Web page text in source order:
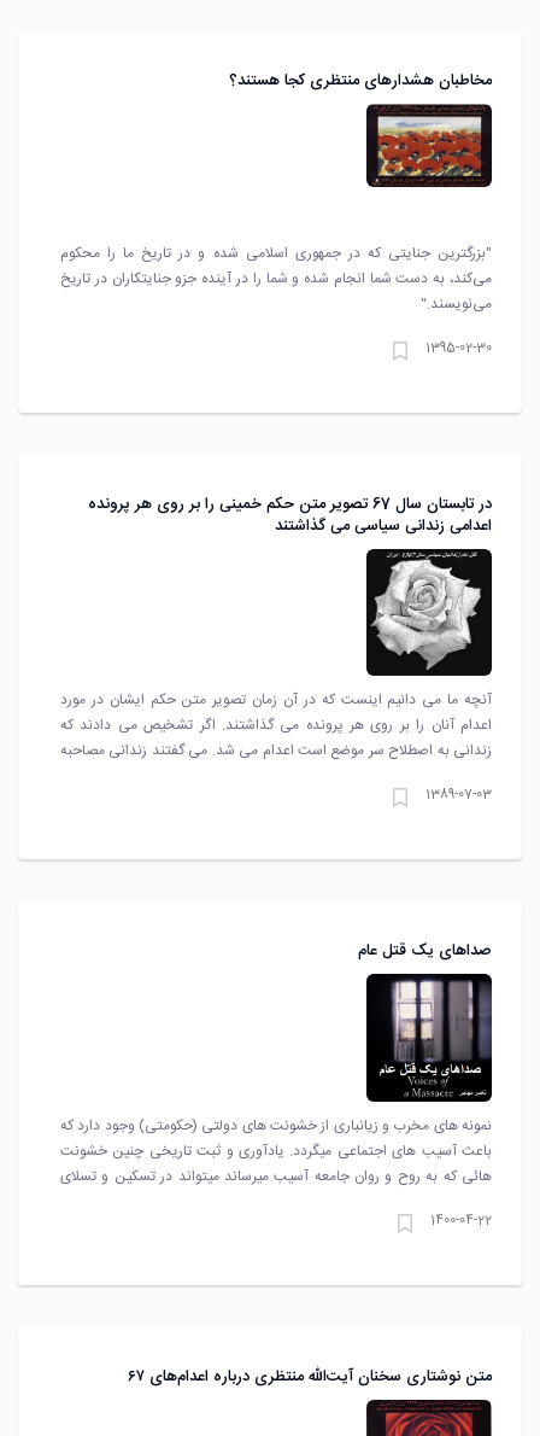
مخاطبان هشدارهای منتظری کجا هستند؟
"بزرگترین جنایتی که در جمهوری اسلامی شده و در تاریخ ما را محکوم
می‌کند، به دست شما انجام شده و شما را در آینده جزو جنایتکاران در تاریخ
می‌نویسند."
نیری، مصطفی پورمحمدی، ابراهیم رئیسی و مرتضی اشراقی خطاب به آنها
1395-02-30
در تابستان سال 67 تصویر متن حکم خمینی را بر روی هر پرونده
اعدامی زندانی سیاسی می گذاشتند
آنچه ما می دانیم اینست که در آن زمان تصویر متن حکم ایشان در مورد
اعدام آنان را بر روی هر پرونده می گذاشتند. اگر تشخیص می دادند که
زندانی به اصطلاح سر موضع است اعدام می شد. می گفتند زندانی مصاحبه
می دهند. آقای منتظری تا آخرین لحظه امیدوار بودند که کسانی که در راه
1389-07-03
صداهای یک قتل عام
نمونه های مخرب و زیانباری از خشونت های دولتی (حکومتی) وجود دارد که
باعث آسیب های اجتماعی میگردد. یادآوری و ثبت تاریخی چنین خشونت
هائی که به روح و روان جامعه آسیب میرساند میتواند در تسکین و تسلای
1400-04-22
متن نوشتاری سخنان آیت‌الله منتظری درباره اعدام‌های ۶۷